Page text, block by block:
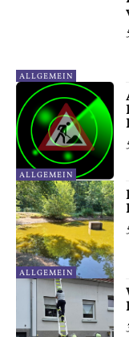
ALLGEMEIN
ALLGEMEIN
ALLGEMEIN